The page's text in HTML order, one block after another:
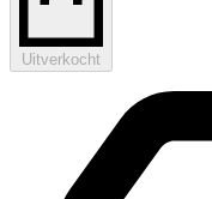
Uitverkocht